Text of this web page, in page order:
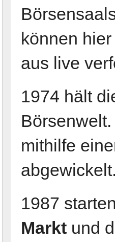
können
aus live
1974 hält
mithilfe
1987
Marktund